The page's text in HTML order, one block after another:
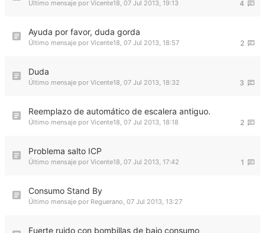
4
Último mensaje por Vicente18, 07 Jul 2013, 19:13
Ayuda por favor, duda gorda
2
Último mensaje por Vicente18, 07 Jul 2013, 18:57
Duda
3
Último mensaje por Vicente18, 07 Jul 2013, 18:32
Reemplazo de automático de escalera antiguo.
2
Último mensaje por Vicente18, 07 Jul 2013, 18:18
Problema salto ICP
1
Último mensaje por Vicente18, 07 Jul 2013, 17:42
Consumo Stand By
Último mensaje por Reguerano, 07 Jul 2013, 13:27
Fuerte ruido con bombillas de bajo consumo